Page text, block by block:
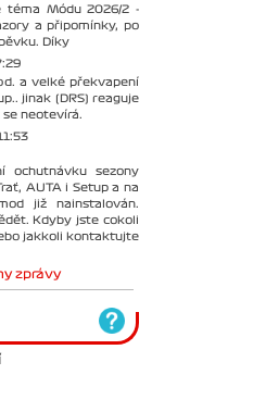
téma Módu 2026/2 -
a připomínky, po
Díky
a velké překvapení
jinak (DRS) reaguje
se neotevírá.
ochutnávku sezony
AUTA i Setup a na
již nainstalován.
Kdyby jste cokoli
jakkoli kontaktujte
zprávy